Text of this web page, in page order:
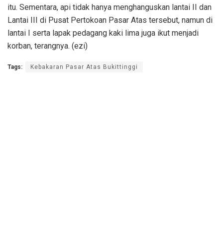
itu. Sementara, api tidak hanya menghanguskan lantai II dan
Lantai III di Pusat Pertokoan Pasar Atas tersebut, namun di
lantai I serta lapak pedagang kaki lima juga ikut menjadi
korban, terangnya. (ezi)
Tags: Kebakaran Pasar Atas Bukittinggi